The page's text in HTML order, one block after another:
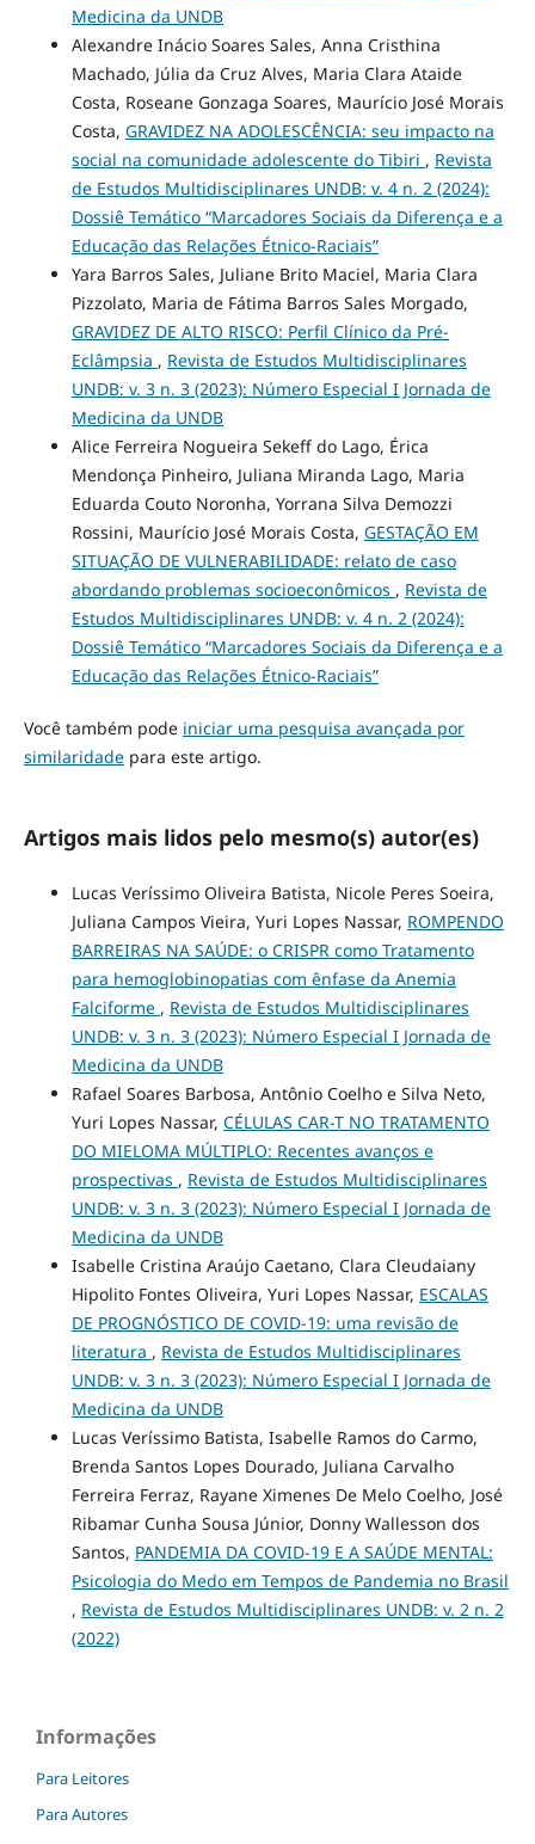
Medicina da UNDB
Alexandre Inácio Soares Sales, Anna Cristhina
Machado, Júlia da Cruz Alves, Maria Clara Ataide
Costa, Roseane Gonzaga Soares, Maurício José Morais
Costa, GRAVIDEZ NA ADOLESCÊNCIA: seu impacto na
social na comunidade adolescente do Tibiri , Revista
de Estudos Multidisciplinares UNDB: v. 4 n. 2 (2024):
Dossiê Temático “Marcadores Sociais da Diferença e a
Educação das Relações Étnico-Raciais”
Yara Barros Sales, Juliane Brito Maciel, Maria Clara
Pizzolato, Maria de Fátima Barros Sales Morgado,
GRAVIDEZ DE ALTO RISCO: Perfil Clínico da Pré-
Eclâmpsia , Revista de Estudos Multidisciplinares
UNDB: v. 3 n. 3 (2023): Número Especial I Jornada de
Medicina da UNDB
Alice Ferreira Nogueira Sekeff do Lago, Érica
Mendonça Pinheiro, Juliana Miranda Lago, Maria
Eduarda Couto Noronha, Yorrana Silva Demozzi
Rossini, Maurício José Morais Costa, GESTAÇÃO EM
SITUAÇÃO DE VULNERABILIDADE: relato de caso
abordando problemas socioeconômicos , Revista de
Estudos Multidisciplinares UNDB: v. 4 n. 2 (2024):
Dossiê Temático “Marcadores Sociais da Diferença e a
Educação das Relações Étnico-Raciais”
Você também pode iniciar uma pesquisa avançada por
similaridadepara este artigo.
Artigos mais lidos pelo mesmo(s) autor(es)
Lucas Veríssimo Oliveira Batista, Nicole Peres Soeira,
Juliana Campos Vieira, Yuri Lopes Nassar, ROMPENDO
BARREIRAS NA SAÚDE: o CRISPR como Tratamento
para hemoglobinopatias com ênfase da Anemia
Falciforme , Revista de Estudos Multidisciplinares
UNDB: v. 3 n. 3 (2023): Número Especial I Jornada de
Medicina da UNDB
Rafael Soares Barbosa, Antônio Coelho e Silva Neto,
Yuri Lopes Nassar, CÉLULAS CAR-T NO TRATAMENTO
DO MIELOMA MÚLTIPLO: Recentes avanços e
prospectivas , Revista de Estudos Multidisciplinares
UNDB: v. 3 n. 3 (2023): Número Especial I Jornada de
Medicina da UNDB
Isabelle Cristina Araújo Caetano, Clara Cleudaiany
Hipolito Fontes Oliveira, Yuri Lopes Nassar, ESCALAS
DE PROGNÓSTICO DE COVID-19: uma revisão de
literatura , Revista de Estudos Multidisciplinares
UNDB: v. 3 n. 3 (2023): Número Especial I Jornada de
Medicina da UNDB
Lucas Veríssimo Batista, Isabelle Ramos do Carmo,
Brenda Santos Lopes Dourado, Juliana Carvalho
Ferreira Ferraz, Rayane Ximenes De Melo Coelho, José
Ribamar Cunha Sousa Júnior, Donny Wallesson dos
Santos, PANDEMIA DA COVID-19 E A SAÚDE MENTAL:
Psicologia do Medo em Tempos de Pandemia no Brasil
, Revista de Estudos Multidisciplinares UNDB: v. 2 n. 2
(2022)
Informações
Para Leitores
Para Autores